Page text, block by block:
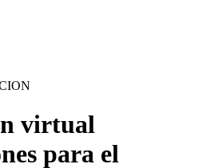
virtual
para el